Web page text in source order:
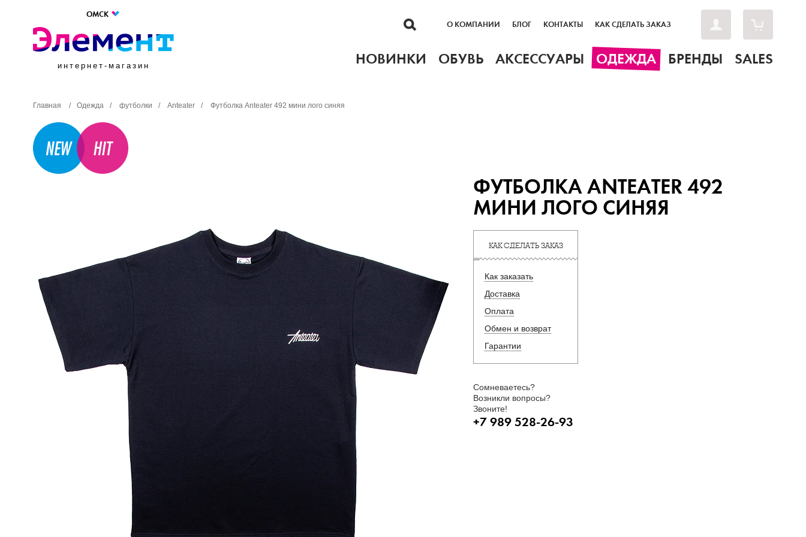
ОМСК
интернет-магазин
О КОМПАНИИ БЛОГ КОНТАКТЫ КАК СДЕЛАТЬ ЗАКАЗ
НОВИНКИ ОБУВЬ АКСЕССУАРЫ ОДЕЖДА БРЕНДЫ SALES
Главная / Одежда / футболки / Anteater / Футболка Anteater 492 мини лого синяя
ФУТБОЛКА ANTEATER 492
МИНИ ЛОГО СИНЯЯ
КАК СДЕЛАТЬ ЗАКАЗ
Как заказать
Доставка
Оплата
Обмен и возврат
Гарантии
Сомневаетесь?
Возникли вопросы?
Звоните!
+7 989 528-26-93